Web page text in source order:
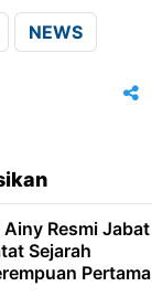
NEWS
Resmi Jabat
Sejarah
Pertama